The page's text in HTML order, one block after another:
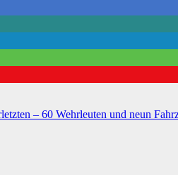
– 60 Wehrleuten und neun